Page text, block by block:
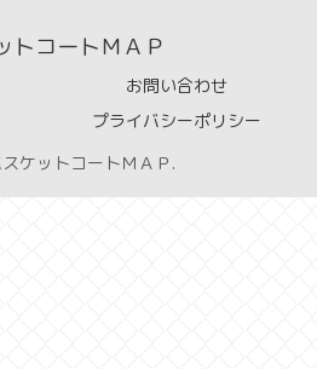
トコートＭＡＰ
お問い合わせ
プライバシーポリシー
ケットコートＭＡＰ.